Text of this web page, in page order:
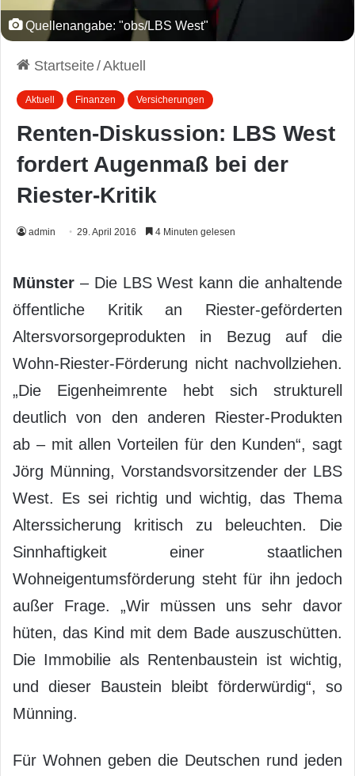
Quellenangabe: "obs/LBS West"
Startseite/Aktuell
Aktuell Finanzen Versicherungen
Renten-Diskussion: LBS West
fordert Augenmaß bei der
Riester-Kritik
admin 29. April 2016 4 Minuten gelesen
Münster – Die LBS West kann die anhaltende
öffentliche Kritik an Riester-geförderten
Altersvorsorgeprodukten in Bezug auf die
Wohn-Riester-Förderung nicht nachvollziehen.
„Die Eigenheimrente hebt sich strukturell
deutlich von den anderen Riester-Produkten
ab – mit allen Vorteilen für den Kunden“, sagt
Jörg Münning, Vorstandsvorsitzender der LBS
West. Es sei richtig und wichtig, das Thema
Alterssicherung kritisch zu beleuchten. Die
Sinnhaftigkeit einer staatlichen
Wohneigentumsförderung steht für ihn jedoch
außer Frage. „Wir müssen uns sehr davor
hüten, das Kind mit dem Bade auszuschütten.
Die Immobilie als Rentenbaustein ist wichtig,
und dieser Baustein bleibt förderwürdig“, so
Münning.
Für Wohnen geben die Deutschen rund jeden